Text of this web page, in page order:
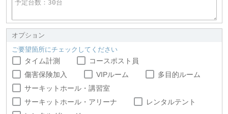
オプション
ご要望箇所にチェックしてください
タイム計測
コースポスト員
傷害保険加入
VIPルーム
多目的ルーム
サーキットホール・講習室
サーキットホール・アリーナ
レンタルテント